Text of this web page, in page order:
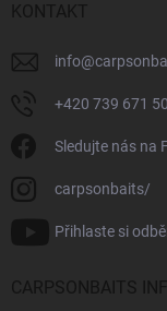
KONTAKT
info@
+420 739 671
Sledujte nás na
carpsonbaits/
Přihlaste si
CARPSONBAITS